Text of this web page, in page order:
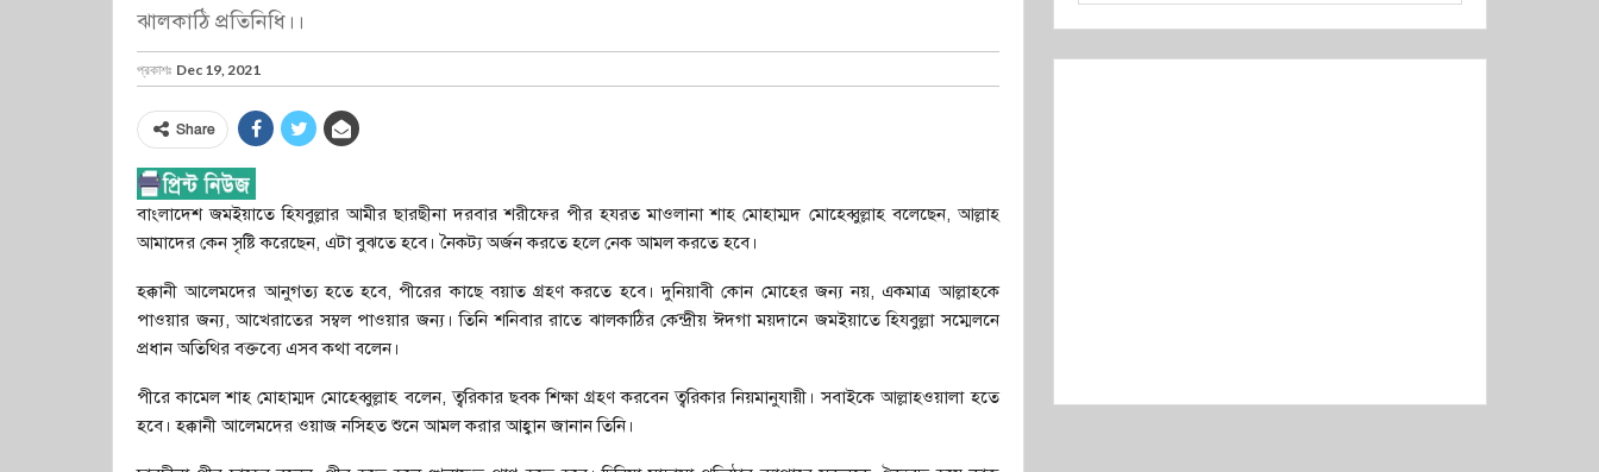
ঝালকাঠি প্রতিনিধি।।
প্রকাশঃ Dec 19, 2021
Share
বাংলাদেশ জমইয়াতে হিযবুল্লার আমীর ছারছীনা দরবার শরীফের পীর হযরত মাওলানা শাহ মোহাম্মদ মোহেব্বুল্লাহ বলেছেন, আল্লাহ
আমাদের কেন সৃষ্টি করেছেন, এটা বুঝতে হবে। নৈকট্য অর্জন করতে হলে নেক আমল করতে হবে।
হক্কানী আলেমদের আনুগত্য হতে হবে, পীরের কাছে বয়াত গ্রহণ করতে হবে। দুনিয়াবী কোন মোহের জন্য নয়, একমাত্র আল্লাহকে
পাওয়ার জন্য, আখেরাতের সম্বল পাওয়ার জন্য। তিনি শনিবার রাতে ঝালকাঠির কেন্দ্রীয় ঈদগা ময়দানে জমইয়াতে হিযবুল্লা সম্মেলনে
প্রধান অতিথির বক্তব্যে এসব কথা বলেন।
পীরে কামেল শাহ মোহাম্মদ মোহেব্বুল্লাহ বলেন, ত্বরিকার ছবক শিক্ষা গ্রহণ করবেন ত্বরিকার নিয়মানুযায়ী। সবাইকে আল্লাহওয়ালা হতে
হবে। হক্কানী আলেমদের ওয়াজ নসিহত শুনে আমল করার আহ্বান জানান তিনি।